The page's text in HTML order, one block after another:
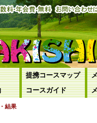
提携コースマップ
コースガイド
結果